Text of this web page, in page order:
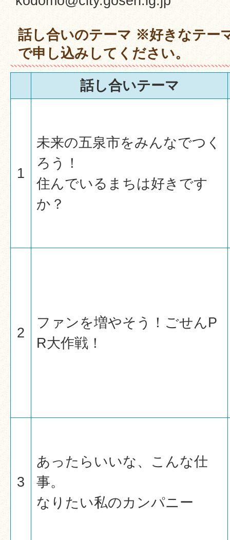
話し合いのテーマ ※好きなテー
で申し込みしてください。
話し合いテーマ
1
未来の五泉市をみんなでつく
ろう！
住んでいるまちは好きです
か？
2
ファンを増やそう！ごせんP
R大作戦！
3
あったらいいな、こんな仕
事。
なりたい私のカンパニー